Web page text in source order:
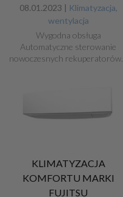
08.01.2023 | Klimatyzacja,
wentylacja
Wygodna obsługa
Automatyczne sterowanie
nowoczesnych rekuperatorów…
KLIMATYZACJA
KOMFORTU MARKI
FUJITSU